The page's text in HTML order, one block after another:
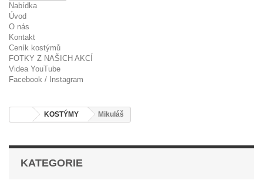
Nabídka
Úvod
O nás
Kontakt
Ceník kostýmů
FOTKY Z NAŠICH AKCÍ
Videa YouTube
Facebook / Instagram
KOSTÝMY Mikuláš
KATEGORIE